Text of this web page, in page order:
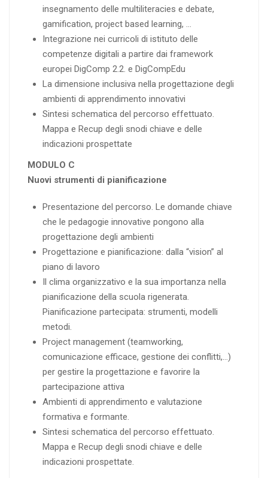
insegnamento delle multiliteracies e debate,
gamification, project based learning, …
Integrazione nei curricoli di istituto delle
competenze digitali a partire dai framework
europei DigComp 2.2. e DigCompEdu
La dimensione inclusiva nella progettazione degli
ambienti di apprendimento innovativi
Sintesi schematica del percorso effettuato.
Mappa e Recup degli snodi chiave e delle
indicazioni prospettate
MODULO C
Nuovi strumenti di pianificazione
Presentazione del percorso. Le domande chiave
che le pedagogie innovative pongono alla
progettazione degli ambienti
Progettazione e pianificazione: dalla “vision” al
piano di lavoro
Il clima organizzativo e la sua importanza nella
pianificazione della scuola rigenerata.
Pianificazione partecipata: strumenti, modelli
metodi.
Project management (teamworking,
comunicazione efficace, gestione dei conflitti,…)
per gestire la progettazione e favorire la
partecipazione attiva
Ambienti di apprendimento e valutazione
formativa e formante.
Sintesi schematica del percorso effettuato.
Mappa e Recup degli snodi chiave e delle
indicazioni prospettate.